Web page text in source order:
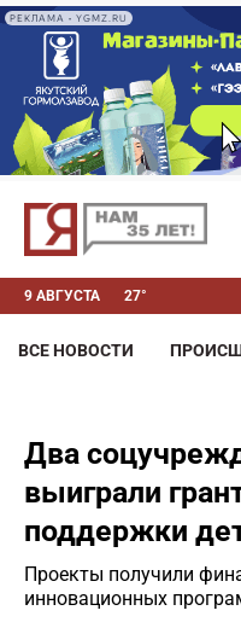
РЕКЛАМА • YGMZ.RU
9 АВГУСТА 27°
ВСЕ НОВОСТИ
Два
выиграли
поддержки
Проекты получили
инновационных